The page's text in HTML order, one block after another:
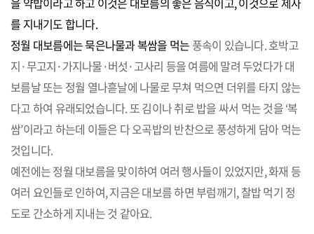
를 지내기도 합니다.
정월 대보름에는 묵은나물과 복쌈을 먹는풍속이 있습니다. 호박고
지·무고지·가지나물·버섯·고사리 등을 여름에 말려 두었다가 대
보름날 또는 정월 열나흗날에 나물로 무쳐 먹으면 더위를 타지 않는
다고 하여 유래되었습니다. 또 김이나 취로 밥을 싸서 먹는 것을 ‘복
쌈’이라고 하는데 이들은 다 오곡밥의 반찬으로 풍성하게 담아 먹는
것입니다.
예전에는 정월 대보름을 맞이하여 여러 행사들이 있었지만, 화재 등
여러 요인들로 인하여, 지금은 대보름 하면 부럼깨기, 찰밥 먹기 정
도로 간소하게 지내는 것 같아요.